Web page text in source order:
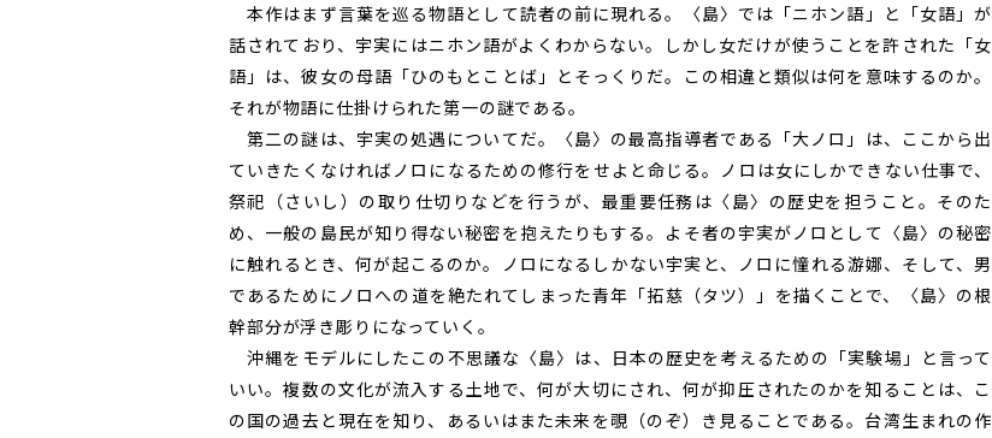
本作はまず言葉を巡る物語として読者の前に現れる。〈島〉では「ニホン語」と「女語」が
話されており、宇実にはニホン語がよくわからない。しかし女だけが使うことを許された「女
語」は、彼女の母語「ひのもとことば」とそっくりだ。この相違と類似は何を意味するのか。
それが物語に仕掛けられた第一の謎である。
第二の謎は、宇実の処遇についてだ。〈島〉の最高指導者である「大ノロ」は、ここから出
ていきたくなければノロになるための修行をせよと命じる。ノロは女にしかできない仕事で、
祭祀（さいし）の取り仕切りなどを行うが、最重要任務は〈島〉の歴史を担うこと。そのた
め、一般の島民が知り得ない秘密を抱えたりもする。よそ者の宇実がノロとして〈島〉の秘密
に触れるとき、何が起こるのか。ノロになるしかない宇実と、ノロに憧れる游娜、そして、男
であるためにノロへの道を絶たれてしまった青年「拓慈（タツ）」を描くことで、〈島〉の根
幹部分が浮き彫りになっていく。
沖縄をモデルにしたこの不思議な〈島〉は、日本の歴史を考えるための「実験場」と言って
いい。複数の文化が流入する土地で、何が大切にされ、何が抑圧されたのかを知ることは、こ
の国の過去と現在を知り、あるいはまた未来を覗（のぞ）き見ることである。台湾生まれの作